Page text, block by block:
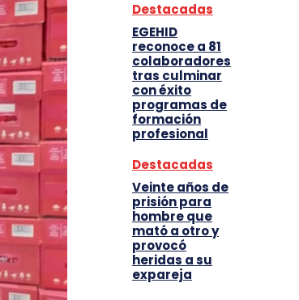
Destacadas
EGEHID
reconoce a 81
colaboradores
tras culminar
con éxito
programas de
formación
profesional
Destacadas
Veinte años de
prisión para
hombre que
mató a otro y
provocó
heridas a su
expareja